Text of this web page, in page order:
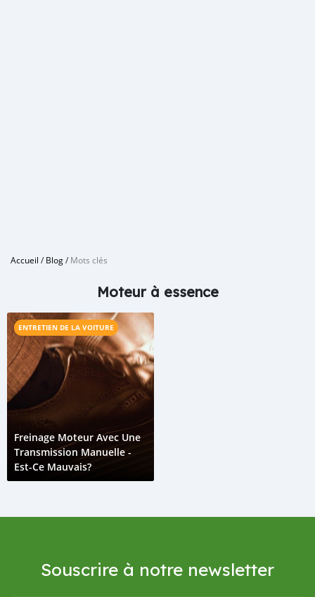
Accueil /Blog/Mots clés
Moteur à essence
ENTRETIEN DE LA VOITURE
Freinage Moteur Avec Une
Transmission Manuelle -
Est-Ce Mauvais?
Souscrire à notre newsletter